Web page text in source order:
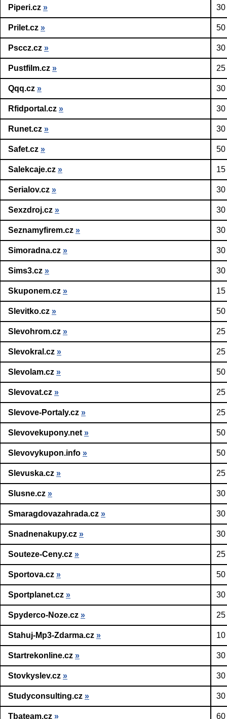
Piperi.cz » 30
Prilet.cz » 50
Psccz.cz » 30
Pustfilm.cz »
Qqq.cz » 30
Rfidportal.cz » 30
Runet.cz » 30
Safet.cz » 50
Salekcaje.cz »
Serialov.cz » 30
Sexzdroj.cz » 30
Seznamyfirem.cz » 30
Simoradna.cz » 30
Sims3.cz » 30
Skuponem.cz »
Slevitko.cz » 50
Slevohrom.cz »
Slevokral.cz »
Slevolam.cz » 50
Slevovat.cz »
Slevove-Portaly.cz »
Slevovekupony.net » 50
Slevovykupon.info » 50
Slevuska.cz »
Slusne.cz » 30
Smaragdovazahrada.cz » 30
Snadnenakupy.cz » 30
Souteze-Ceny.cz »
Sportova.cz » 50
Sportplanet.cz » 30
Spyderco-Noze.cz »
Stahuj-Mp3-Zdarma.cz »
Startrekonline.cz » 30
Stovkyslev.cz » 30
Studyconsulting.cz » 30
Tbateam.cz » 60